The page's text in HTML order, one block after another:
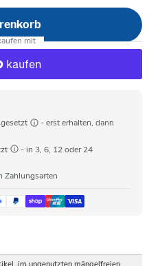
- erst erhalten, dann
- in 3, 6, 12 oder 24
Zahlungsarten